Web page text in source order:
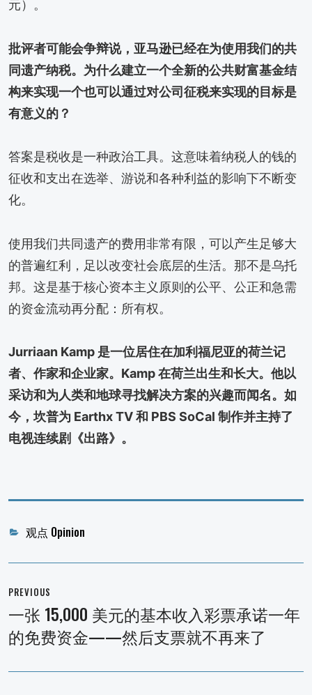
元）。
批评者可能会争辩说，亚马逊已经在为使用我们的共
同遗产纳税。为什么建立一个全新的公共财富基金结
构来实现一个也可以通过对公司征税来实现的目标是
有意义的？
答案是税收是一种政治工具。这意味着纳税人的钱的
征收和支出在选举、游说和各种利益的影响下不断变
化。
使用我们共同遗产的费用非常有限，可以产生足够大
的普遍红利，足以改变社会底层的生活。那不是乌托
邦。这是基于核心资本主义原则的公平、公正和急需
的资金流动再分配：所有权。
Jurriaan Kamp 是一位居住在加利福尼亚的荷兰记
者、作家和企业家。Kamp 在荷兰出生和长大。他以
采访和为人类和地球寻找解决方案的兴趣而闻名。如
今，坎普为 Earthx TV 和 PBS SoCal 制作并主持了
电视连续剧《出路》。
Categories
观点 Opinion
章
导
航
PREVIOUS
Previous
post:
一张 15,000 美元的基本收入彩票承诺一年
的免费资金——然后支票就不再来了